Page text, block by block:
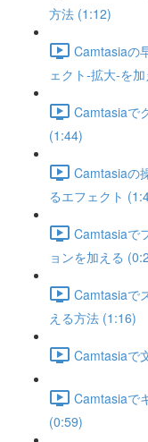
方法 (1:12)
Camtasiaの
ェクト-拡大-を
Camtasiaで
(1:44)
Camtasiaの
るエフェクト
Camtasiaで
ョンを加える
Camtasiaで
える方法 (1:16)
Camtasiaで
Camtasiaで
(0:59)